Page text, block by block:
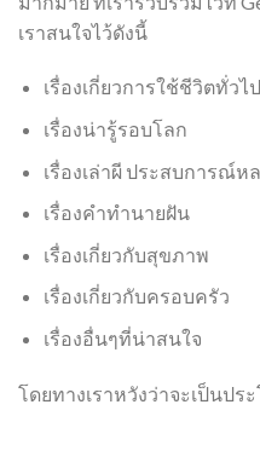
เราสนใจไว้ดังนี้
เรื่องเกี่ยวการใช้ชีวิตทั่วไป
เรื่องน่ารู้รอบโลก
เรื่องเล่าผี ประสบการณ์ห
เรื่องคำทำนายฝัน
เรื่องเกี่ยวกับสุขภาพ
เรื่องเกี่ยวกับครอบครัว
เรื่องอื่นๆที่น่าสนใจ
โดยทางเราหวังว่าจะเป็นป